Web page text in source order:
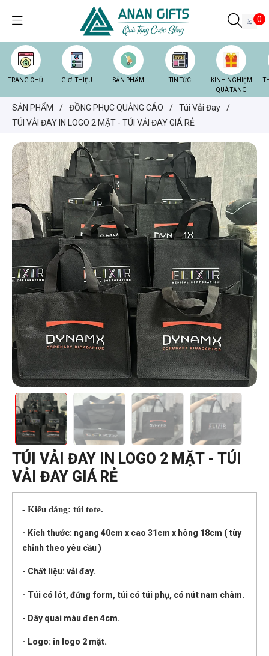
0
TRANG CHỦ GIỚI THIỆU SẢN PHẨM TIN TỨC
KINH NGHIỆM
QUÀ TẶNG
SẢN PHẨM / ĐỒNG PHỤC QUẢNG CÁO / Túi Vải Đay
/
TÚI VẢI ĐAY IN LOGO 2 MẶT - TÚI VẢI ĐAY GIÁ RẺ
TÚI VẢI ĐAY IN LOGO 2 MẶT - TÚI
VẢI ĐAY GIÁ RẺ
- Kiểu dáng: túi tote.
- Kích thước: ngang 40cm x cao 31cm x hông 18cm ( tùy
chỉnh theo yêu cầu )
- Chất liệu: vải đay.
- Túi có lót, đứng form, túi có túi phụ, có nút nam châm.
- Dây quai màu đen 4cm.
- Logo: in logo 2 mặt.